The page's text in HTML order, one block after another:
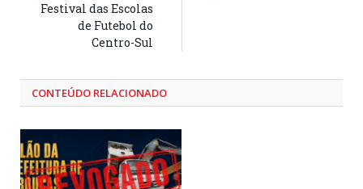
Festival das Escolas
de Futebol do
Centro-Sul
CONTEÚDO RELACIONADO